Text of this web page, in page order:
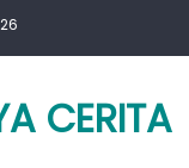
CERITA